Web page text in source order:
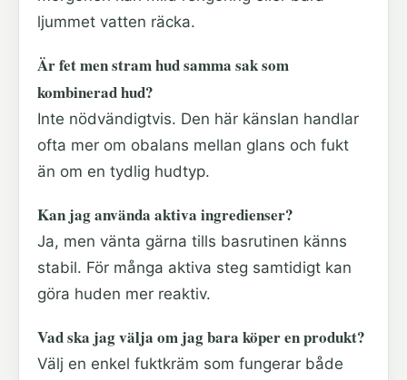
ljummet vatten räcka.
Är fet men stram hud samma sak som
kombinerad hud?
Inte nödvändigtvis. Den här känslan handlar
ofta mer om obalans mellan glans och fukt
än om en tydlig hudtyp.
Kan jag använda aktiva ingredienser?
Ja, men vänta gärna tills basrutinen känns
stabil. För många aktiva steg samtidigt kan
göra huden mer reaktiv.
Vad ska jag välja om jag bara köper en produkt?
Välj en enkel fuktkräm som fungerar både